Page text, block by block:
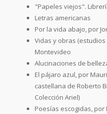
"Papeles viejos".
Letras americanas
Por la vida abajo, por
Vidas y obras (estudios
Montevideo
Alucinaciones de
El pájaro azul, por
castellana de Roberto
Colección Ariel)
Poesías escogidas, por